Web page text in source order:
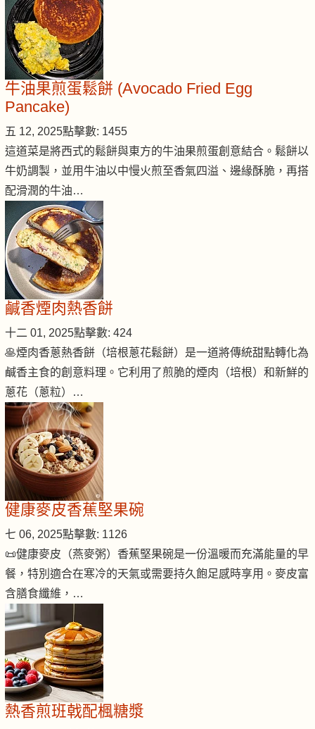
牛油果煎蛋鬆餅 (Avocado Fried Egg
Pancake)
五 12, 2025點擊數: 1455
這道菜是將西式的鬆餅與東方的牛油果煎蛋創意結合。鬆餅以
牛奶調製，並用牛油以中慢火煎至香氣四溢、邊緣酥脆，再搭
配滑潤的牛油…
鹹香煙肉熱香餅
十二 01, 2025點擊數: 424
🥞煙肉香蔥熱香餅（培根蔥花鬆餅）是一道將傳統甜點轉化為
鹹香主食的創意料理。它利用了煎脆的煙肉（培根）和新鮮的
蔥花（蔥粒）…
健康麥皮香蕉堅果碗
七 06, 2025點擊數: 1126
📜健康麥皮（燕麥粥）香蕉堅果碗是一份溫暖而充滿能量的早
餐，特別適合在寒冷的天氣或需要持久飽足感時享用。麥皮富
含膳食纖維，…
熱香煎班戟配楓糖漿